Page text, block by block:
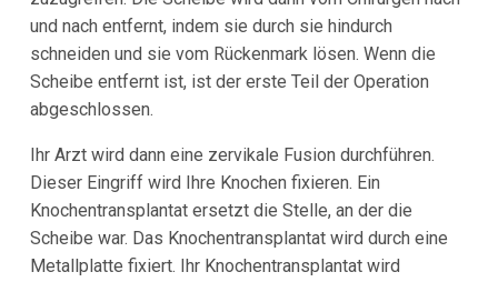
und nach entfernt, indem sie durch sie hindurch
schneiden und sie vom Rückenmark lösen. Wenn die
Scheibe entfernt ist, ist der erste Teil der Operation
abgeschlossen.
Ihr Arzt wird dann eine zervikale Fusion durchführen.
Dieser Eingriff wird Ihre Knochen fixieren. Ein
Knochentransplantat ersetzt die Stelle, an der die
Scheibe war. Das Knochentransplantat wird durch eine
Metallplatte fixiert. Ihr Knochentransplantat wird